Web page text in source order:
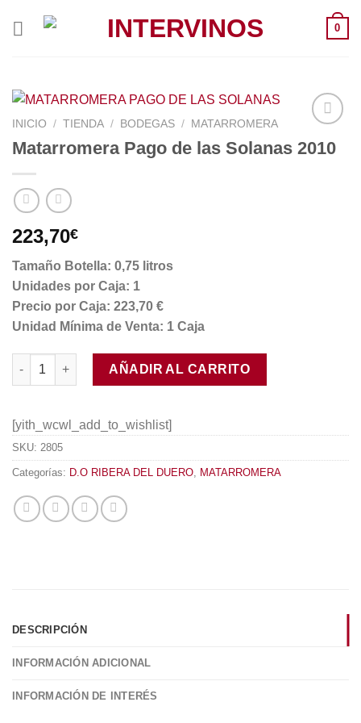
0
INICIO / TIENDA / BODEGAS / MATARROMERA
Matarromera Pago de las Solanas 2010
223,70€
Tamaño Botella: 0,75 litros
Unidades por Caja: 1
Precio por Caja: 223,70 €
Unidad Mínima de Venta: 1 Caja
Matarromera Pago de las Solanas 2010 cantidad
AÑADIR AL CARRITO
[yith_wcwl_add_to_wishlist]
SKU: 2805
Categorías: D.O RIBERA DEL DUERO, MATARROMERA
DESCRIPCIÓN
INFORMACIÓN ADICIONAL
INFORMACIÓN DE INTERÉS